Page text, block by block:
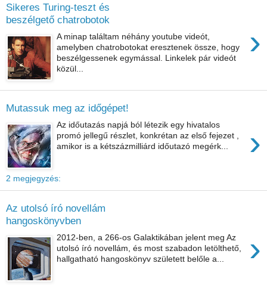
Sikeres Turing-teszt és
beszélgető chatrobotok
›
A minap találtam néhány youtube videót,
amelyben chatrobotokat eresztenek össze, hogy
beszélgessenek egymással. Linkelek pár videót
közül...
Mutassuk meg az időgépet!
›
Az időutazás napjá ból létezik egy hivatalos
promó jellegű részlet, konkrétan az első fejezet ,
amikor is a kétszázmilliárd időutazó megérk...
2 megjegyzés:
Az utolsó író novellám
hangoskönyvben
›
2012-ben, a 266-os Galaktikában jelent meg Az
utolsó író novellám, és most szabadon letölthető,
hallgatható hangoskönyv született belőle a...